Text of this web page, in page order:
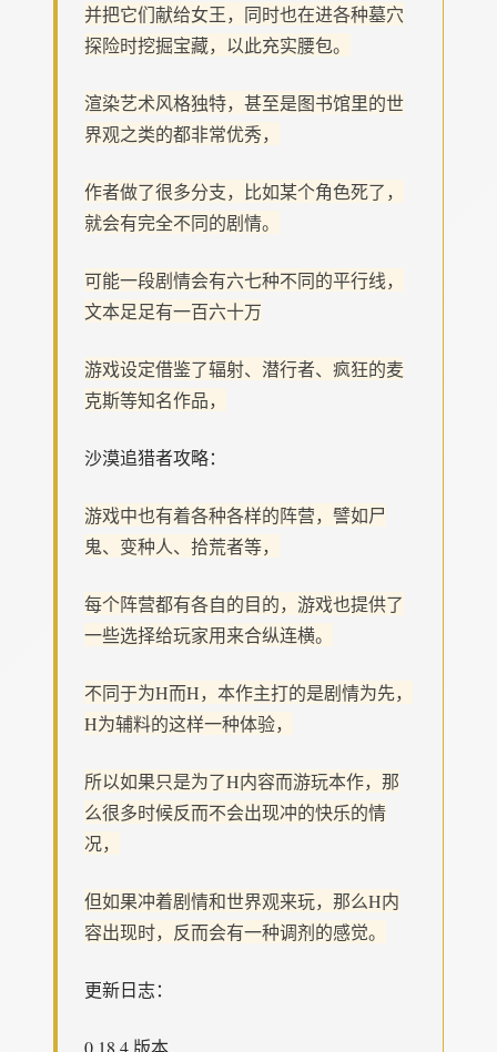
并把它们献给女王，同时也在进各种墓穴
探险时挖掘宝藏，以此充实腰包。
渲染艺术风格独特，甚至是图书馆里的世
界观之类的都非常优秀，
作者做了很多分支，比如某个角色死了，
就会有完全不同的剧情。
可能一段剧情会有六七种不同的平行线，
文本足足有一百六十万
游戏设定借鉴了辐射、潜行者、疯狂的麦
克斯等知名作品，
沙漠追猎者攻略：
游戏中也有着各种各样的阵营，譬如尸
鬼、变种人、拾荒者等，
每个阵营都有各自的目的，游戏也提供了
一些选择给玩家用来合纵连横。
不同于为H而H，本作主打的是剧情为先，
H为辅料的这样一种体验，
所以如果只是为了H内容而游玩本作，那
么很多时候反而不会出现冲的快乐的情
况，
但如果冲着剧情和世界观来玩，那么H内
容出现时，反而会有一种调剂的感觉。
更新日志：
0.18.4 版本